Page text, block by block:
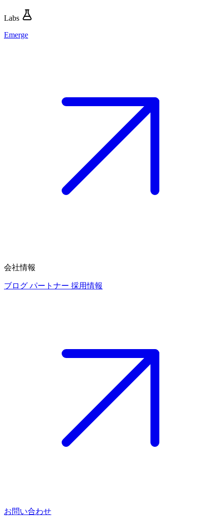
Labs
Emerge
会社情報
ブログ パートナー 採用情報
お問い合わせ